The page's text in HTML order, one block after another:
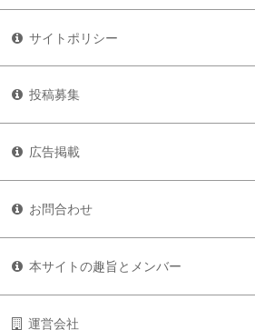
サイトポリシー
投稿募集
広告掲載
お問合わせ
本サイトの趣旨とメンバー
運営会社